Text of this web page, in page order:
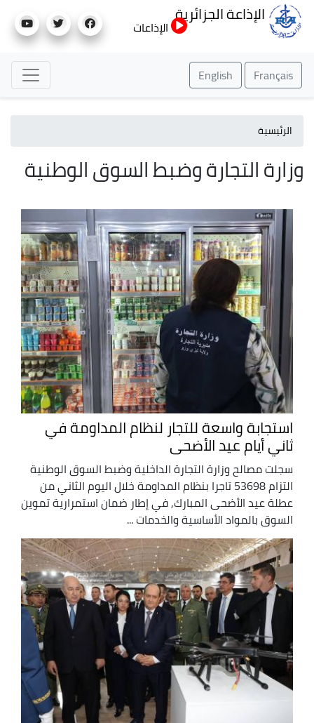
إلى
الإذاعة الجزائرية
الإذاعات
Français
English
الرئيسية
وزارة التجارة وضبط السوق الوطنية
استجابة واسعة للتجار لنظام المداومة في
ثاني أيام عيد الأضحى
سجلت مصالح وزارة التجارة الداخلية وضبط السوق الوطنية
التزام 53698 تاجرا بنظام المداومة خلال اليوم الثاني من
عطلة عيد الأضحى المبارك, في إطار ضمان استمرارية تموين
السوق بالمواد الأساسية والخدمات ...